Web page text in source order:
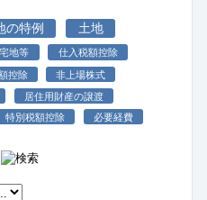
の特例 土地
地等 仕入税額控除
控除
非上場株式
居住用財産の譲渡
特別税額控除
必要経費